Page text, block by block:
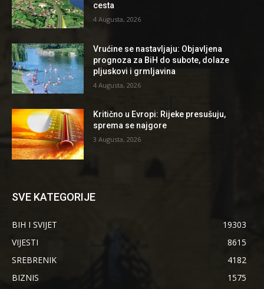
cesta
4 Augusta, 2026
Vrućine se nastavljaju: Objavljena
prognoza za BiH do subote, dolaze
pljuskovi i grmljavina
4 Augusta, 2026
Kritično u Evropi: Rijeke presušuju,
sprema se najgore
3 Augusta, 2026
SVE KATEGORIJE
BIH I SVIJET
19303
VIJESTI
8615
SREBRENIK
4182
BIZNIS
1575